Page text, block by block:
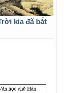
kia đã bắt